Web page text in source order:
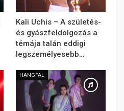
Kali Uchis – A születés-
és gyászfeldolgozás a
témája talán eddigi
legszemélyesebb…
HANGFAL